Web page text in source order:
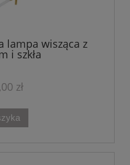
lampa wisząca z
i szkła
zł